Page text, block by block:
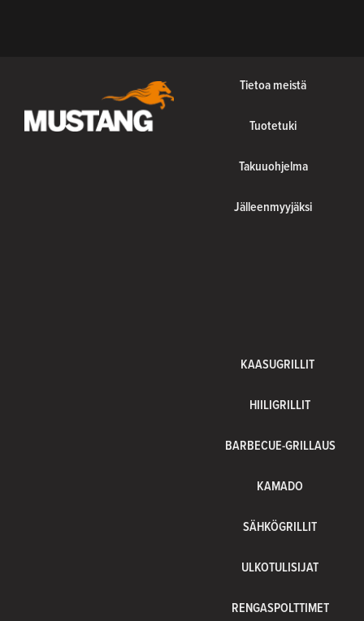
Tietoa meistä
Tuotetuki
Takuuohjelma
Jälleenmyyjäksi
KAASUGRILLIT
HIILIGRILLIT
BARBECUE-GRILLAUS
KAMADO
SÄHKÖGRILLIT
ULKOTULISIJAT
RENGASPOLTTIMET